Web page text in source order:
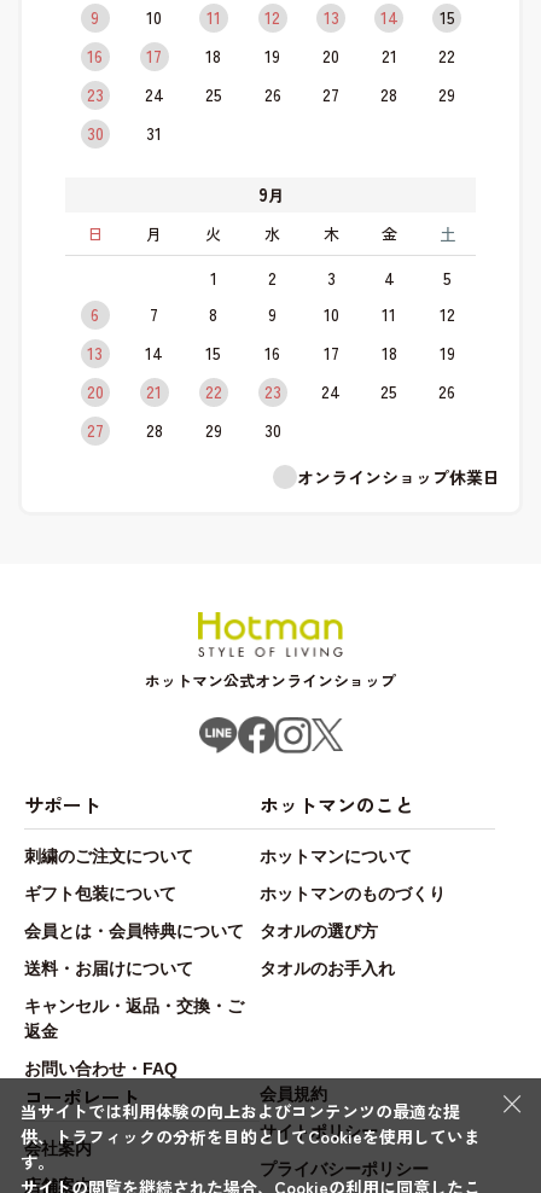
9
10 11 12 13 14
15
16
17 18 19 20 21
22
23
24 25 26 27 28
29
30
31
9月
日
月 火 水 木 金 土
1 2 3 4
5
6
7 8 9 10 11
12
13
14 15 16 17 18
19
20
21 22 23 24 25
26
27
28 29
30
オンラインショップ休業日
ホットマン公式オンラインショップ
サポート
刺繍のご注文について
ギフト包装について
会員とは・会員特典について
送料・お届けについて
キャンセル・返品・交換・ご
返金
お問い合わせ・FAQ
ホットマンのこと
ホットマンについて
ホットマンのものづくり
タオルの選び方
タオルのお手入れ
コーポレート
会社案内
店舗案内
会員規約
サイトポリシー
プライバシーポリシー
×
当サイトでは利用体験の向上およびコンテンツの最適な提
供、トラフィックの分析を目的としてCookieを使用していま
す。
サイトの閲覧を継続された場合、Cookieの利用に同意したこ